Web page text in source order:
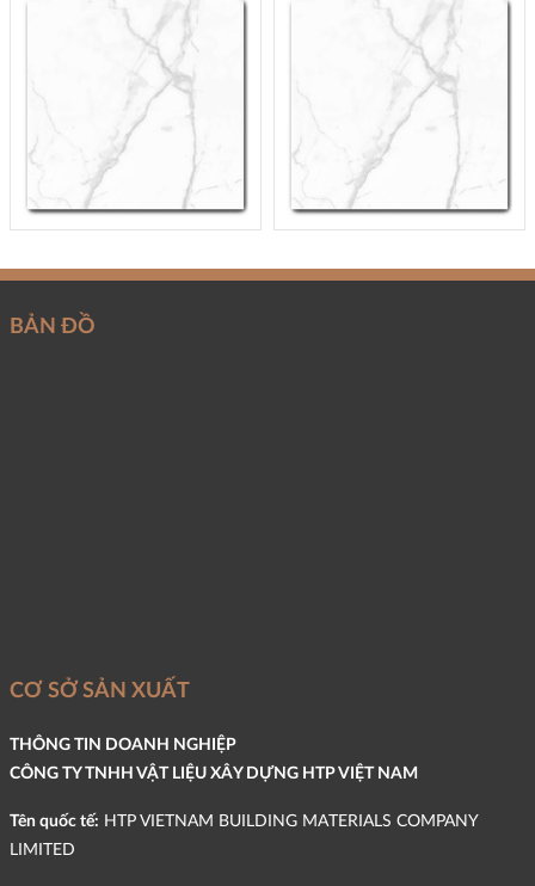
BẢN ĐỒ
CƠ SỞ SẢN XUẤT
THÔNG TIN DOANH NGHIỆP
CÔNG TY TNHH VẬT LIỆU XÂY DỰNG HTP VIỆT NAM
Tên quốc tế: HTP VIETNAM BUILDING MATERIALS COMPANY
LIMITED